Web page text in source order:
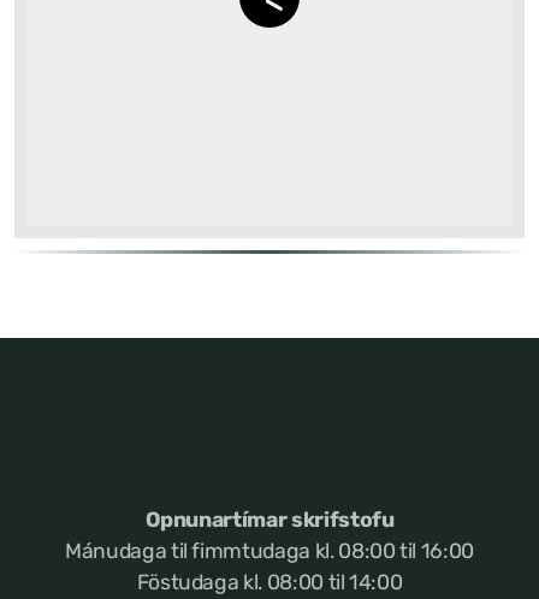
Opnunartímar skrifstofu
Mánudaga til fimmtudaga kl. 08:00 til 16:00
Föstudaga kl. 08:00 til 14:00